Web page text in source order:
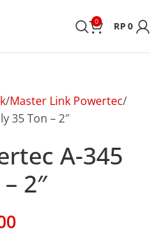
0 RP0
Master Link Powertec
35 Ton – 2″
A-345
2″